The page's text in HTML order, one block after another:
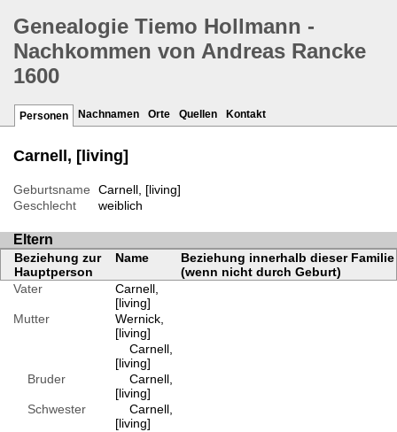
Genealogie Tiemo Hollmann -
Nachkommen von Andreas Rancke
1600
Personen Nachnamen Orte Quellen Kontakt
Carnell, [living]
Geburtsname
Carnell, [living]
Geschlecht
weiblich
Eltern
Beziehung zur
Hauptperson
Name
Beziehung innerhalb dieser Familie
(wenn nicht durch Geburt)
Vater
Carnell,
[living]
Mutter
Wernick,
[living]
Carnell,
[living]
Bruder
Carnell,
[living]
Schwester
Carnell,
[living]